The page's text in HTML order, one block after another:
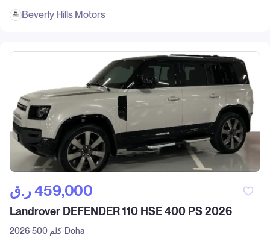
Beverly Hills Motors
ر.ق‎ 459,000
Landrover DEFENDER 110 HSE 400 PS 2026
2026 500 كلم Doha